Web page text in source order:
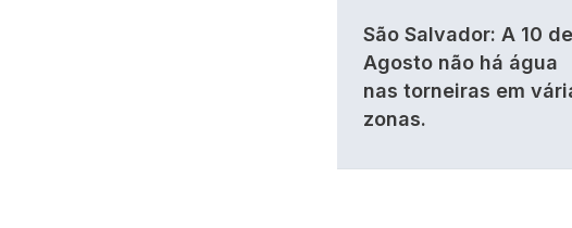
São Salvador: A 10 de
Agosto não há água
nas torneiras em
zonas.